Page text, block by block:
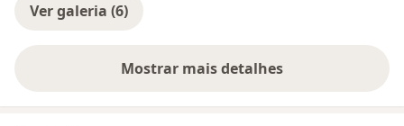
Ver galeria (6)
Mostrar mais detalhes
sobre a experiência